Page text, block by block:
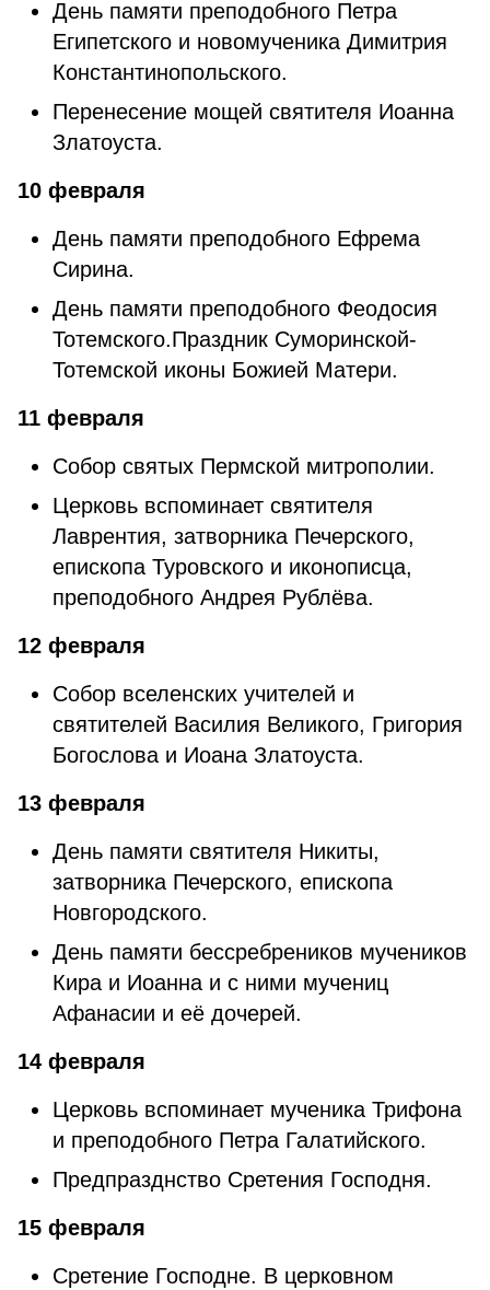
День памяти преподобного Петра
Египетского и новомученика Димитрия
Константинопольского.
Перенесение мощей святителя Иоанна
Златоуста.
10 февраля
День памяти преподобного Ефрема
Сирина.
День памяти преподобного Феодосия
Тотемского.Праздник Суморинской-
Тотемской иконы Божией Матери.
11 февраля
Собор святых Пермской митрополии.
Церковь вспоминает святителя
Лаврентия, затворника Печерского,
епископа Туровского и иконописца,
преподобного Андрея Рублёва.
12 февраля
Собор вселенских учителей и
святителей Василия Великого, Григория
Богослова и Иоана Златоуста.
13 февраля
День памяти святителя Никиты,
затворника Печерского, епископа
Новгородского.
День памяти бессребреников мучеников
Кира и Иоанна и с ними мучениц
Афанасии и её дочерей.
14 февраля
Церковь вспоминает мученика Трифона
и преподобного Петра Галатийского.
Предпразднство Сретения Господня.
15 февраля
Сретение Господне. В церковном